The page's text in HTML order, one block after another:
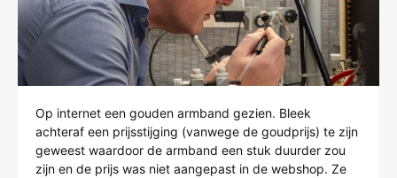
Op internet een gouden armband gezien. Bleek
achteraf een prijsstijging (vanwege de goudprijs) te zijn
geweest waardoor de armband een stuk duurder zou
zijn en de prijs was niet aangepast in de webshop. Ze